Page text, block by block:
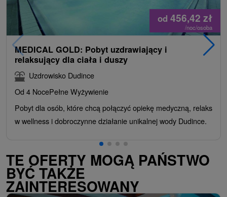
od 456,42 zł
/noc/osoba
MEDICAL GOLD: Pobyt uzdrawiający i
relaksujący dla ciała i duszy
Uzdrowisko Dudince
Od 4 NocePełne Wyżywienie
Pobyt dla osób, które chcą połączyć opiekę medyczną, relaks
w wellness i dobroczynne działanie unikalnej wody Dudince.
TE OFERTY MOGĄ PAŃSTWO
BYĆ TAKŻE
ZAINTERESOWANY